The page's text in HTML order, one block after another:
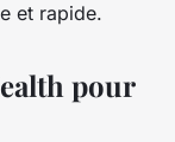
et rapide.
pour